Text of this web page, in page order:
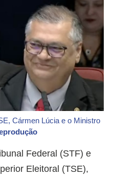
Cármen Lúcia e o Ministro
Federal (STF) e
Eleitoral (TSE),